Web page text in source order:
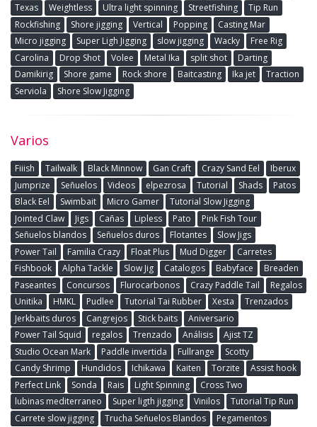
Texas
Weightless Ultra light spinning Streetfishing
Tip Run
Rockfishing
Shore jigging Vertical Popping
Casting Mar
Micro jigging
Super Ligh Jigging slow jigging Wacky
Free Rig
Carolina
Drop Shot Volee Metal Ika split shot
Darting
Damikirig
Shore game Rock shore Baitcasting Ika jet
Traction
Serviola
Shore Slow Jigging
Varios
Fiiish Tailwalk Black Minnow Gan Craft Crazy Sand Eel
Iberux
Jumprize
Señuelos Videos elpezrosa Tutorial Shads
Patos
Black Eel
Swimbait Micro Gamer
Tutorial Slow Jigging
Jointed Claw
Jigs Cañas Lipless Pato
Pink Fish Tour
Señuelos blandos
Señuelos duros Flotantes
Slow Jigs
Power Tail
Familia Crazy Float Plus Mud Digger
Carretes
Fishbook
Alpha Tackle Slow Jig Catalogos Babyface
Breaden
Paseantes
Concursos Flurocarbonos Crazy Paddle Tail
Regalos
Unitika
HMKL Pudlee Tutorial Tai Rubber Xesta
Trenzados
Jerkbaits duros
Cangrejos Stick baits
Aniversario
Power Tail Squid
regalos Trenzado Análisis
Ajist TZ
Studio Ocean Mark
Paddle invertida Fullrange
Scotty
Candy Shrimp
Hundidos Ichikawa Kaiten Torzite
Assist hook
Perfect Link
Sonda Rais Light Spinning
Cross Two
lubinas mediterraneo
Super ligth jigging Vinilos
Tutorial Tip Run
Carrete slow jigging
Trucha Señuelos Blandos
Pegamentos